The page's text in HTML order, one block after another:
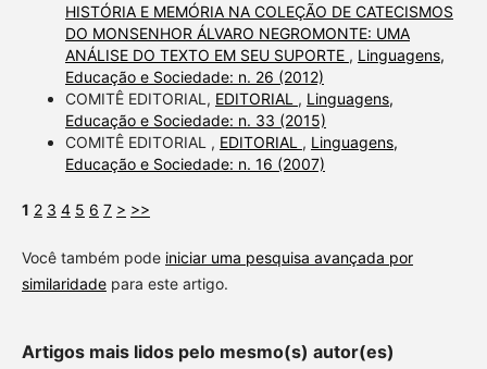
HISTÓRIA E MEMÓRIA NA COLEÇÃO DE CATECISMOS
DO MONSENHOR ÁLVARO NEGROMONTE: UMA
ANÁLISE DO TEXTO EM SEU SUPORTE , Linguagens,
Educação e Sociedade: n. 26 (2012)
COMITÊ EDITORIAL, EDITORIAL , Linguagens,
Educação e Sociedade: n. 33 (2015)
COMITÊ EDITORIAL , EDITORIAL , Linguagens,
Educação e Sociedade: n. 16 (2007)
1 2 3 4 5 6 7 > >>
Você também pode iniciar uma pesquisa avançada por
similaridadepara este artigo.
Artigos mais lidos pelo mesmo(s) autor(es)